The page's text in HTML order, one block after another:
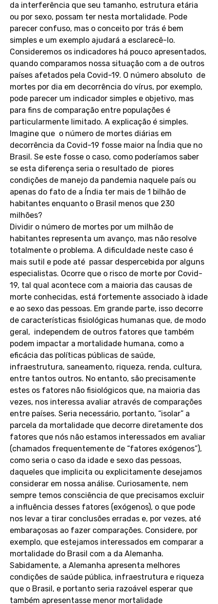
da interferência que seu tamanho, estrutura etária
ou por sexo, possam ter nesta mortalidade. Pode
parecer confuso, mas o conceito por trás é bem
simples e um exemplo ajudará a esclarecê-lo.
Consideremos os indicadores há pouco apresentados,
quando comparamos nossa situação com a de outros
países afetados pela Covid-19. O número absoluto de
mortes por dia em decorrência do vírus, por exemplo,
pode parecer um indicador simples e objetivo, mas
para fins de comparação entre populações é
particularmente limitado. A explicação é simples.
Imagine que o número de mortes diárias em
decorrência da Covid-19 fosse maior na Índia que no
Brasil. Se este fosse o caso, como poderíamos saber
se esta diferença seria o resultado de piores
condições de manejo da pandemia naquele país ou
apenas do fato de a Índia ter mais de 1 bilhão de
habitantes enquanto o Brasil menos que 230
milhões?
Dividir o número de mortes por um milhão de
habitantes representa um avanço, mas não resolve
totalmente o problema. A dificuldade neste caso é
mais sutil e pode até passar despercebida por alguns
especialistas. Ocorre que o risco de morte por Covid-
19, tal qual acontece com a maioria das causas de
morte conhecidas, está fortemente associado à idade
e ao sexo das pessoas. Em grande parte, isso decorre
de características fisiológicas humanas que, de modo
geral, independem de outros fatores que também
podem impactar a mortalidade humana, como a
eficácia das políticas públicas de saúde,
infraestrutura, saneamento, riqueza, renda, cultura,
entre tantos outros. No entanto, são precisamente
estes os fatores não fisiológicos que, na maioria das
vezes, nos interessa avaliar através de comparações
entre países. Seria necessário, portanto, “isolar” a
parcela da mortalidade que decorre diretamente dos
fatores que nós não estamos interessados em avaliar
(chamados frequentemente de “fatores exógenos”),
como seria o caso da idade e sexo das pessoas,
daqueles que implicita ou explicitamente desejamos
considerar em nossa análise. Curiosamente, nem
sempre temos consciência de que precisamos excluir
a influência desses fatores (exógenos), o que pode
nos levar a tirar conclusões erradas e, por vezes, até
embaraçosas ao fazer comparações. Considere, por
exemplo, que estejamos interessados em comparar a
mortalidade do Brasil com a da Alemanha.
Sabidamente, a Alemanha apresenta melhores
condições de saúde pública, infraestrutura e riqueza
que o Brasil, e portanto seria razoável esperar que
também apresentasse menor mortalidade